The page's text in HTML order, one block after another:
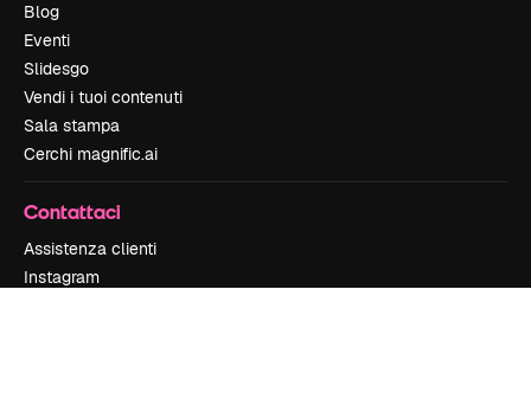
Blog
Eventi
Slidesgo
Vendi i tuoi contenuti
Sala stampa
Cerchi magnific.ai
Contattaci
Assistenza clienti
Instagram